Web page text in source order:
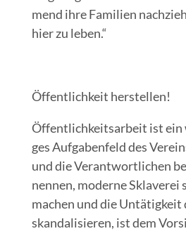
mend ihre Fami­li­en
hier zu leben.“
Öffent­lich­keit herstellen!
Öffent­lich­keits­ar­beit ist
ges Auf­ga­ben­feld des
und die Ver­ant­wort­li­chen
nen­nen, moder­ne Skla­ve­rei
machen und die Untä­tig­keit
skan­da­li­sie­ren, ist dem